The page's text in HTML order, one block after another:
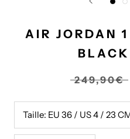
AIR JORDAN
249,90€
Taille: EU 36 / US 4 / 23